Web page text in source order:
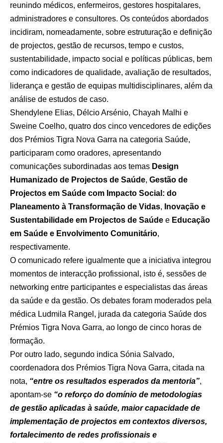
reunindo médicos, enfermeiros, gestores hospitalares,
administradores e consultores. Os conteúdos abordados
incidiram, nomeadamente, sobre estruturação e definição
de projectos, gestão de recursos, tempo e custos,
sustentabilidade, impacto social e políticas públicas, bem
como indicadores de qualidade, avaliação de resultados,
liderança e gestão de equipas multidisciplinares, além da
análise de estudos de caso.
Shendylene Elias, Délcio Arsénio, Chayah Malhi e
Sweine Coelho, quatro dos cinco vencedores de edições
dos Prémios Tigra Nova Garra na categoria Saúde,
participaram como oradores, apresentando
comunicações subordinadas aos temas Design
Humanizado de Projectos de Saúde, Gestão de
Projectos em Saúde com Impacto Social: do
Planeamento à Transformação de Vidas, Inovação e
Sustentabilidade em Projectos de Saúde e Educação
em Saúde e Envolvimento Comunitário,
respectivamente.
O comunicado refere igualmente que a iniciativa integrou
momentos de interacção profissional, isto é, sessões de
networking entre participantes e especialistas das áreas
da saúde e da gestão. Os debates foram moderados pela
médica Ludmila Rangel, jurada da categoria Saúde dos
Prémios Tigra Nova Garra, ao longo de cinco horas de
formação.
Por outro lado, segundo indica Sónia Salvado,
coordenadora dos Prémios Tigra Nova Garra, citada na
nota, “entre os resultados esperados da mentoria”,
apontam-se “o reforço do domínio de metodologias
de gestão aplicadas à saúde, maior capacidade de
implementação de projectos em contextos diversos,
fortalecimento de redes profissionais e